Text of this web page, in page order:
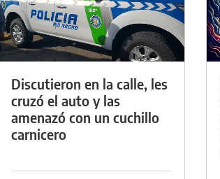
Discutieron en la calle, les
cruzó el auto y las
amenazó con un cuchillo
carnicero